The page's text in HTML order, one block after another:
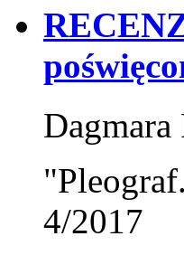
Dagmara
4/2017